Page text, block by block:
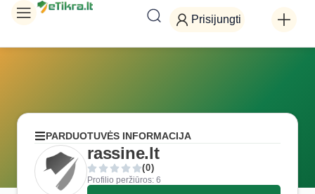
Prisijungti
PARDUOTUVĖS INFORMACIJA
rassine.lt
(0)
Profilio peržiūros: 6